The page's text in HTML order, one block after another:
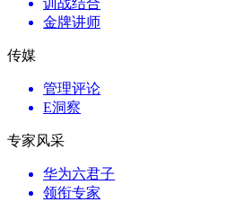
训战结合
金牌讲师
传媒
管理评论
E洞察
专家风采
华为六君子
领衔专家